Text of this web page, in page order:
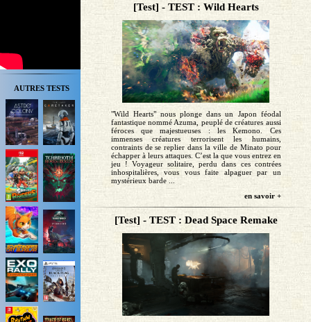
AUTRES TESTS
[Test] - TEST : Wild Hearts
"Wild Hearts" nous plonge dans un Japon féodal
fantastique nommé Azuma, peuplé de créatures aussi
féroces que majestueuses : les Kemono. Ces
immenses créatures terrorisent les humains,
contraints de se replier dans la ville de Minato pour
échapper à leurs attaques. C’est la que vous entrez en
jeu ! Voyageur solitaire, perdu dans ces contrées
inhospitalières, vous vous faite alpaguer par un
mystérieux barde ...
en savoir +
[Test] - TEST : Dead Space Remake